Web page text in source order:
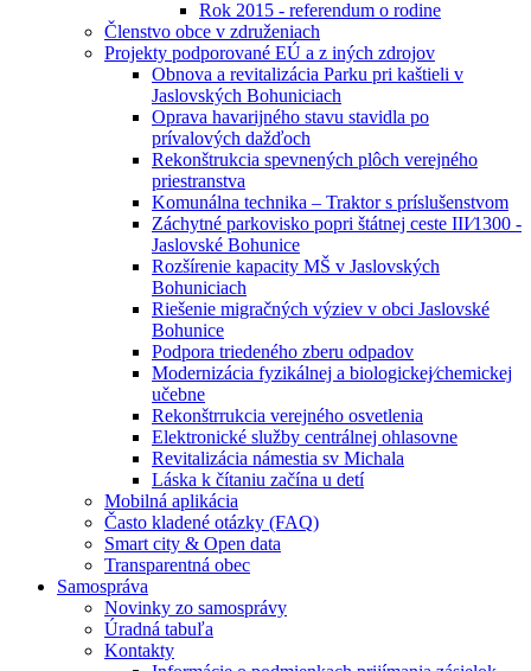
Rok 2015 - referendum o rodine
Členstvo obce v združeniach
Projekty podporované EÚ a z iných zdrojov
Obnova a revitalizácia Parku pri kaštieli v
Jaslovských Bohuniciach
Oprava havarijného stavu stavidla po
prívalových dažďoch
Rekonštrukcia spevnených plôch verejného
priestranstva
Komunálna technika – Traktor s príslušenstvom
Záchytné parkovisko popri štátnej ceste III⁄1300 -
Jaslovské Bohunice
Rozšírenie kapacity MŠ v Jaslovských
Bohuniciach
Riešenie migračných výziev v obci Jaslovské
Bohunice
Podpora triedeného zberu odpadov
Modernizácia fyzikálnej a biologickej⁄chemickej
učebne
Rekonštrrukcia verejného osvetlenia
Elektronické služby centrálnej ohlasovne
Revitalizácia námestia sv Michala
Láska k čítaniu začína u detí
Mobilná aplikácia
Často kladené otázky (FAQ)
Smart city & Open data
Transparentná obec
Samospráva
Novinky zo samosprávy
Úradná tabuľa
Kontakty